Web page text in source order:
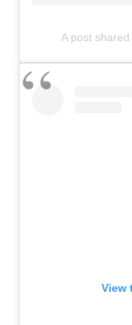
A post
View